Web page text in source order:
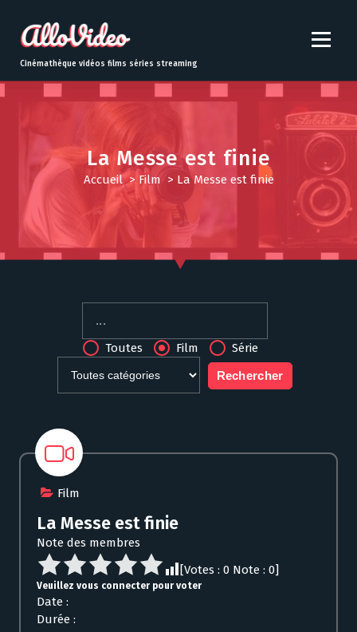
t
o
Cinémathèque vidéos films séries streaming
La Messe est finie
Accueil> Film> La Messe est finie
Toutes Film Série
Film
La Messe est finie
Note des membres
[Votes : 0 Note : 0]
Veuillez vous connecter pour voter
Date :
Durée :